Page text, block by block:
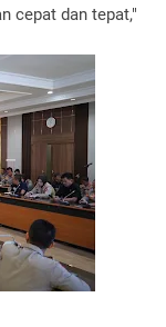
cepat dan tepat,"